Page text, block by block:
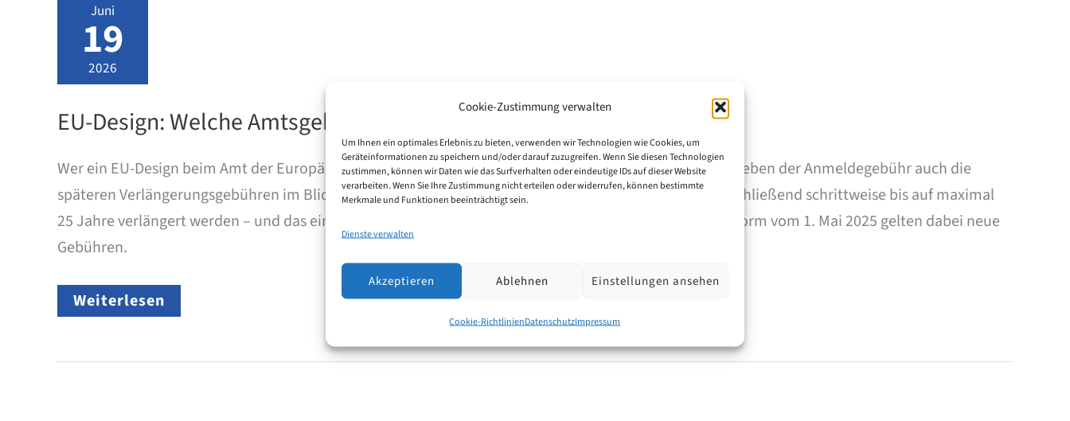
Cookie-Zustimmung verwalten
Um Ihnen ein optimales Erlebnis zu bieten, verwenden wir Technologien wie Cookies, um
Geräteinformationen zu speichern und/oder darauf zuzugreifen. Wenn Sie diesen Technologien
zustimmen, können wir Daten wie das Surfverhalten oder eindeutige IDs auf dieser Website
verarbeiten. Wenn Sie Ihre Zustimmung nicht erteilen oder widerrufen, können bestimmte
Merkmale und Funktionen beeinträchtigt sein.
Dienste verwalten
Akzeptieren Ablehnen Einstellungen ansehen
Cookie-RichtlinienDatenschutzImpressum
Juni
19
2026
EU-Design: Welche Amtsgebühren fallen beim EUIPO an?
Wer ein EU-Design beim Amt der Europäischen Union für geistiges Eigentum (EUIPO) anmeldet, sollte neben der Anmeldegebühr auch die
späteren Verlängerungsgebühren im Blick haben. Der Schutz gilt zunächst für fünf Jahre und kann anschließend schrittweise bis auf maximal
25 Jahre verlängert werden – und das einheitlich in allen 27 EU-Mitgliedstaaten. Seit der EU-Design-Reform vom 1. Mai 2025 gelten dabei neue
Gebühren.
EU-
Design:
fallen
Weiterlesen